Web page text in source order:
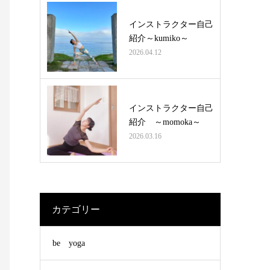
インストラクター自己
紹介～kumiko～
2026.04.12
インストラクター自己
紹介 ～momoka～
2026.03.16
カテゴリー
be yoga